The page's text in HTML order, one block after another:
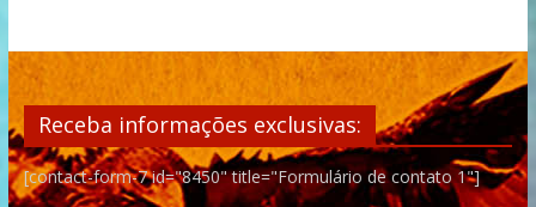
Receba informações exclusivas:
[contact-form-7 id="8450" title="Formulário de contato 1"]